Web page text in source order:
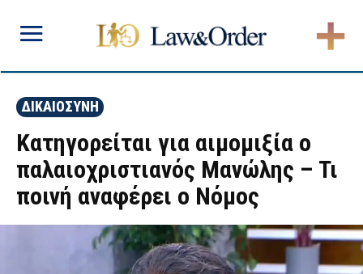
ΔΙΚΑΙΟΣΥΝΗ
Κατηγορείται για αιμομιξία ο
παλαιοχριστιανός Μανώλης – Τι
ποινή αναφέρει ο Νόμος